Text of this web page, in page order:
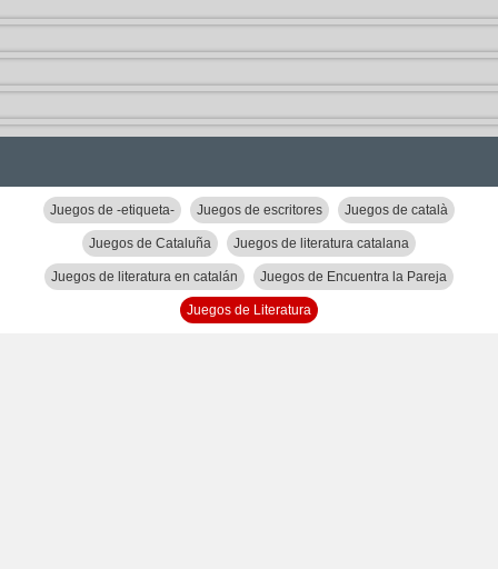
Juegos de -etiqueta- Juegos de escritores Juegos de català
Juegos de Cataluña Juegos de literatura catalana
Juegos de literatura en catalán Juegos de Encuentra la Pareja
Juegos de Literatura